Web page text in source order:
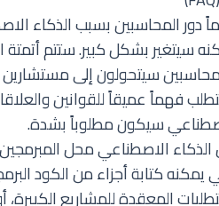
دور المحاسبين بسبب الذكاء
سيتغير بشكل كبير. ستتم أتمتة
سيتحولون إلى مستشارين
فهماً عميقاً للقوانين
سيكون مطلوباً بشدة.
الاصطناعي محل
يمكنه كتابة أجزاء من الكود
المعقدة للمشاريع